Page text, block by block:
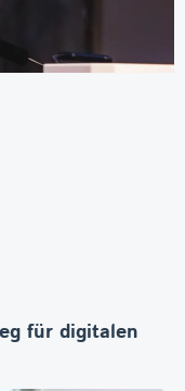
für digitalen